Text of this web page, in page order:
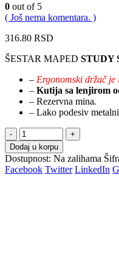
0 out of 5
( Još nema komentara. )
316.80 RSD
ŠESTAR MAPED STUDY
– Ergonomski držač
– Kutija sa lenjirom
– Rezervna mina.
– Lako podesiv metalni
-
+
Dodaj u korpu
Dostupnost: Na zalihama
Facebook Twitter LinkedIn